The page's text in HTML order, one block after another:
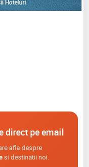
Hoteluri
direct pe email
afla despre
si destinatii noi.